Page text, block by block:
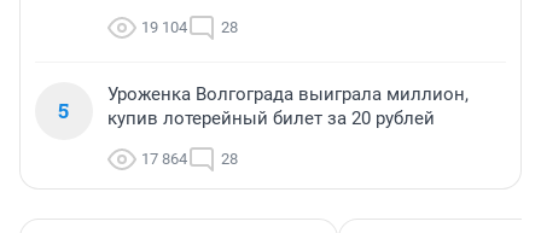
19 104 28
5
Уроженка Волгограда выиграла миллион,
купив лотерейный билет за 20 рублей
17 864 28